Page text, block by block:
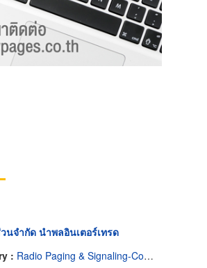
นจำกัด นำพลอินเตอร์เทรด
: Radio Paging & Signaling-Common Carrier Service